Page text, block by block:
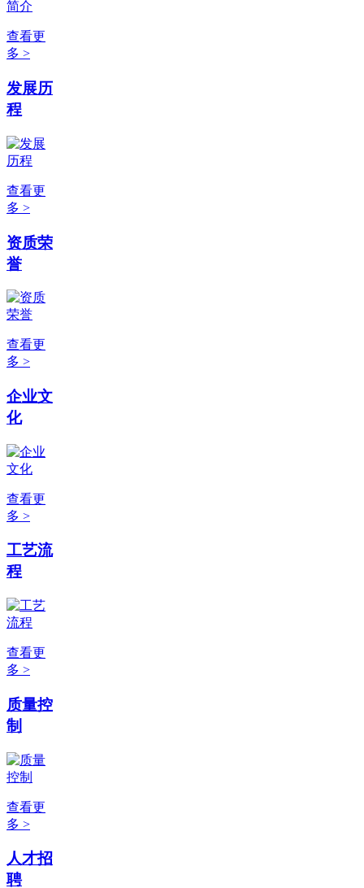
查看更
多 >
发展历
程
查看更
多 >
资质荣
誉
查看更
多 >
企业文
化
查看更
多 >
工艺流
程
查看更
多 >
质量控
制
查看更
多 >
人才招
聘